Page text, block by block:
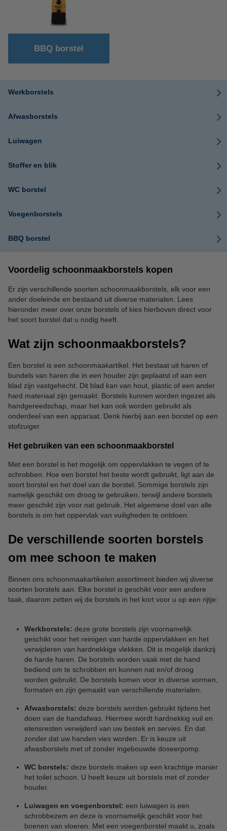
BBQ borstel
Werkborstels
Afwasborstels
Luiwagen
Stoffer en blik
WC borstel
Voegenborstels
BBQ borstel
Voordelig schoonmaakborstels kopen
Er zijn verschillende soorten schoonmaakborstels, elk voor een
ander doeleinde en bestaand uit diverse materialen. Lees
hieronder meer over onze borstels of kies hierboven direct voor
het soort borstel dat u nodig heeft.
Wat zijn schoonmaakborstels?
Een borstel is een schoonmaakartikel. Het bestaat uit haren of
bundels van haren die in een houder zijn geplaatst of aan een
blad zijn vastgehecht. Dit blad kan van hout, plastic of een ander
hard materiaal zijn gemaakt. Borstels kunnen worden ingezet als
handgereedschap, maar het kan ook worden gebruikt als
onderdeel van een apparaat. Denk hierbij aan een borstel op een
stofzuiger.
Het gebruiken van een schoonmaakborstel
Met een borstel is het mogelijk om oppervlakken te vegen of te
schrobben. Hoe een borstel het beste wordt gebruikt, ligt aan de
soort borstel en het doel van de borstel. Sommige borstels zijn
namelijk geschikt om droog te gebruiken, terwijl andere borstels
meer geschikt zijn voor nat gebruik. Het algemene doel van alle
borstels is om het oppervlak van vuiligheden te ontdoen.
De verschillende soorten borstels
om mee schoon te maken
Binnen ons schoonmaakartikelen assortiment bieden wij diverse
soorten borstels aan. Elke borstel is geschikt voor een andere
taak, daarom zetten wij de borstels in het kort voor u op een rijtje:
Werkborstels: deze grote borstels zijn voornamelijk
geschikt voor het reinigen van harde oppervlakken en het
verwijderen van hardnekkige vlekken. Dit is mogelijk dankzij
de harde haren. De borstels worden vaak met de hand
bediend om te schrobben en kunnen nat en/of droog
worden gebruikt. De borstels komen voor in diverse vormen,
formaten en zijn gemaakt van verschillende materialen.
Afwasborstels: deze borstels worden gebruikt tijdens het
doen van de handafwas. Hiermee wordt hardnekkig vuil en
etensresten verwijderd van uw bestek en servies. En dat
zonder dat uw handen vies worden. Er is keuze uit
afwasborstels met of zonder ingebouwde doseerpomp.
WC borstels: deze borstels maken op een krachtige manier
het toilet schoon. U heeft keuze uit borstels met of zonder
houder.
Luiwagen en voegenborstel: een luiwagen is een
schrobbezem en deze is voornamelijk geschikt voor het
boenen van vloeren. Met een voegenborstel maakt u, zoals